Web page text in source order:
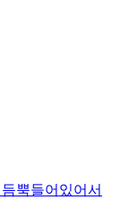
뿍들어있어서